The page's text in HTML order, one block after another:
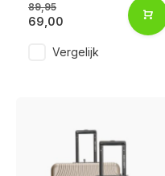
89,95
69,00
Vergelijk